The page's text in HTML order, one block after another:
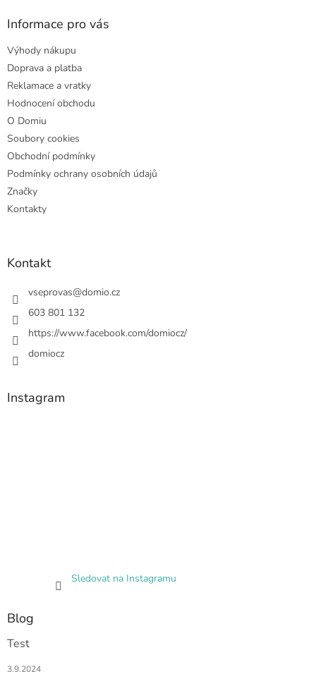
Informace pro vás
Výhody nákupu
Doprava a platba
Reklamace a vratky
Hodnocení obchodu
O Domiu
Soubory cookies
Obchodní podmínky
Podmínky ochrany osobních údajů
Značky
Kontakty
Kontakt
vseprovas@domio.cz
603 801 132
https://www.facebook.com/domiocz/
domiocz
Instagram
Sledovat na Instagramu
Blog
Test
3.9.2024